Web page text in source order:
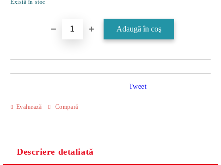
Există în stoc
Evaluează Compară
Tweet
Descriere detaliată